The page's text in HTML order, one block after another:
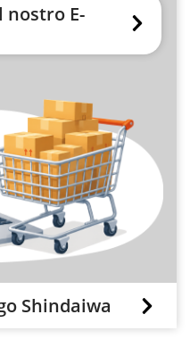
E-
Shindaiwa